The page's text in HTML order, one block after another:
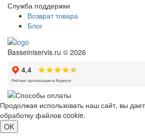
Служба поддержки
Возврат товара
Блог
Basseiniservis.ru © 2026
Продолжая использовать наш сайт, вы
обработку файлов cookie.
OK